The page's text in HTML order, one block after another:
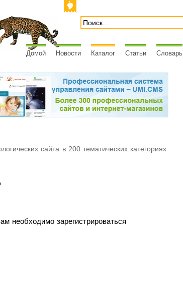
Домой Новости Каталог Статьи Словарь
сайта в 200 тематических категориях
необходимо зарегистрироваться